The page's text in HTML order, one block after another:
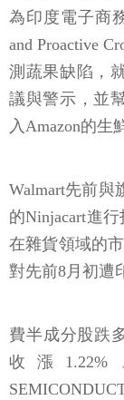
為印度電子商
and Proactive
測蔬果缺陷，
議與警示，並
入Amazon的生
Walmart先前與
的Ninjacart進
在雜貨領域的
對先前8月初遭
費半成分股跌
收漲